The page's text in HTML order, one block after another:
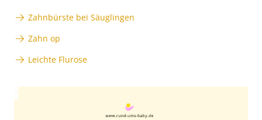
Zahnbürste bei Säuglingen
Zahn op
Leichte Flurose